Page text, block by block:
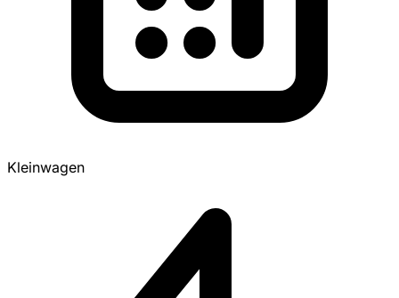
Kleinwagen